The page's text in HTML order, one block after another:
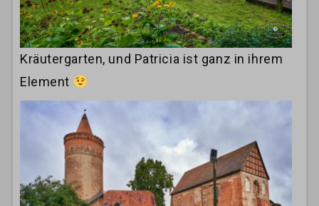
Kräutergarten, und Patricia ist ganz in ihrem
Element